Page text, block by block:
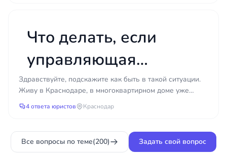
Что делать, если
управляющая
компания не
проводит ремонт
кровли годами?
Здравствуйте, подскажите как быть в такой ситуации.
Живу в Краснодаре, в многоквартирном доме уже
несколько лет течет крыша. Подал заявки в
управляющу...
4 ответа юристов Краснодар
Все вопросы по теме(200) Задать свой вопрос